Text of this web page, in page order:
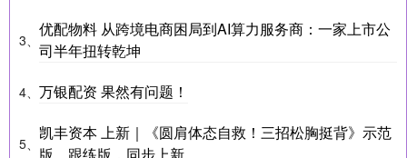
3、
优配物料 从跨境电商困局到AI算力服务商：一家上市公
司半年扭转乾坤
4、 万银配资 果然有问题！
5、
凯丰资本 上新｜《圆肩体态自救！三招松胸挺背》示范